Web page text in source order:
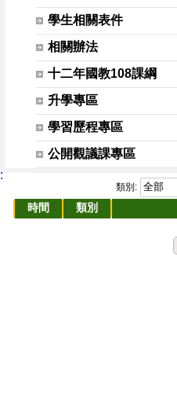
學生相關表件
相關辦法
十二年國教108課綱
升學專區
學習歷程專區
公開觀議課專區
類別:
時間 類別